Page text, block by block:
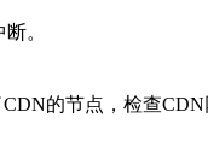
。
的节点，检查